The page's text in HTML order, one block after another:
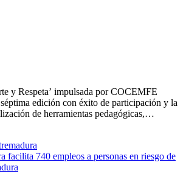
y Respeta’ impulsada por COCEMFE
edición con éxito de participación y la
de herramientas pedagógicas,…
facilita 740 empleos a personas en riesgo de